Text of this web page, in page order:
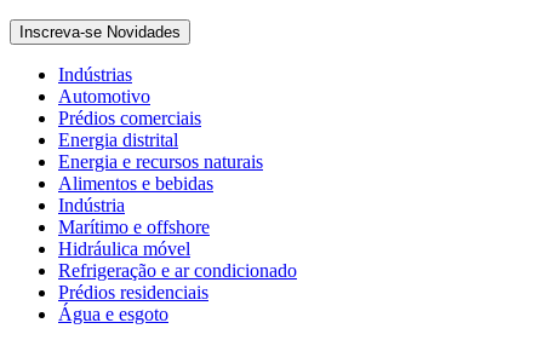
Inscreva-se Novidades
Indústrias
Automotivo
Prédios comerciais
Energia distrital
Energia e recursos naturais
Alimentos e bebidas
Indústria
Marítimo e offshore
Hidráulica móvel
Refrigeração e ar condicionado
Prédios residenciais
Água e esgoto